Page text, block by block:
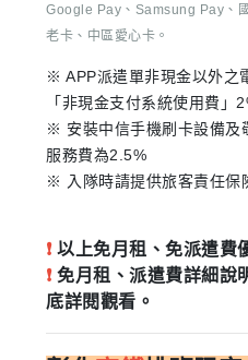
Google Pay、Samsung Pay、
老卡、中區愛心卡。
※ APP派遣單非現金以外之
「非現金支付系統使用費」
※ 安裝中信手機刷卡設備及
服務費為2.5%
※ 入隊時請提供旅客責任保
❗ 以上免月租、免派遣費
❗ 免月租、派遣費詳細說
底詳閱觀看。